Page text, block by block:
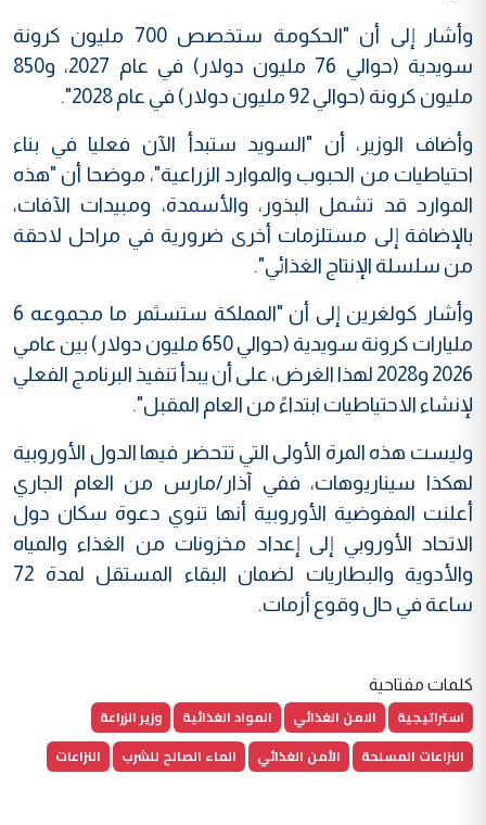
وأشار إلى أن "الحكومة ستخصص 700 مليون كرونة
سويدية (حوالي 76 مليون دولار) في عام 2027، و850
مليون كرونة (حوالي 92 مليون دولار) في عام 2028".
وأضاف الوزير، أن "السويد ستبدأ الآن فعليا في بناء
احتياطيات من الحبوب والموارد الزراعية"، موضحا أن "هذه
الموارد قد تشمل البذور، والأسمدة، ومبيدات الآفات،
بالإضافة إلى مستلزمات أخرى ضرورية في مراحل لاحقة
من سلسلة الإنتاج الغذائي".
وأشار كولغرين إلى أن "المملكة ستسثمر ما مجموعه 6
مليارات كرونة سويدية (حوالي 650 مليون دولار) بين عامي
2026 و2028 لهذا الغرض، على أن يبدأ تنفيذ البرنامج الفعلي
لإنشاء الاحتياطيات ابتداءً من العام المقبل".
وليست هذه المرة الأولى التي تتحضر فيها الدول الأوروبية
لهكذا سيناريوهات، ففي آذار/مارس من العام الجاري
أعلنت المفوضية الأوروبية أنها تنوي دعوة سكان دول
الاتحاد الأوروبي إلى إعداد مخزونات من الغذاء والمياه
والأدوية والبطاريات لضمان البقاء المستقل لمدة 72
ساعة في حال وقوع أزمات.
كلمات مفتاحية
استراتيجية الامن الغذائي المواد الغذائية
وزير الزراعة
النزاعات المسلحة
الأمن الغذائي الماء الصالح للشرب النزاعات